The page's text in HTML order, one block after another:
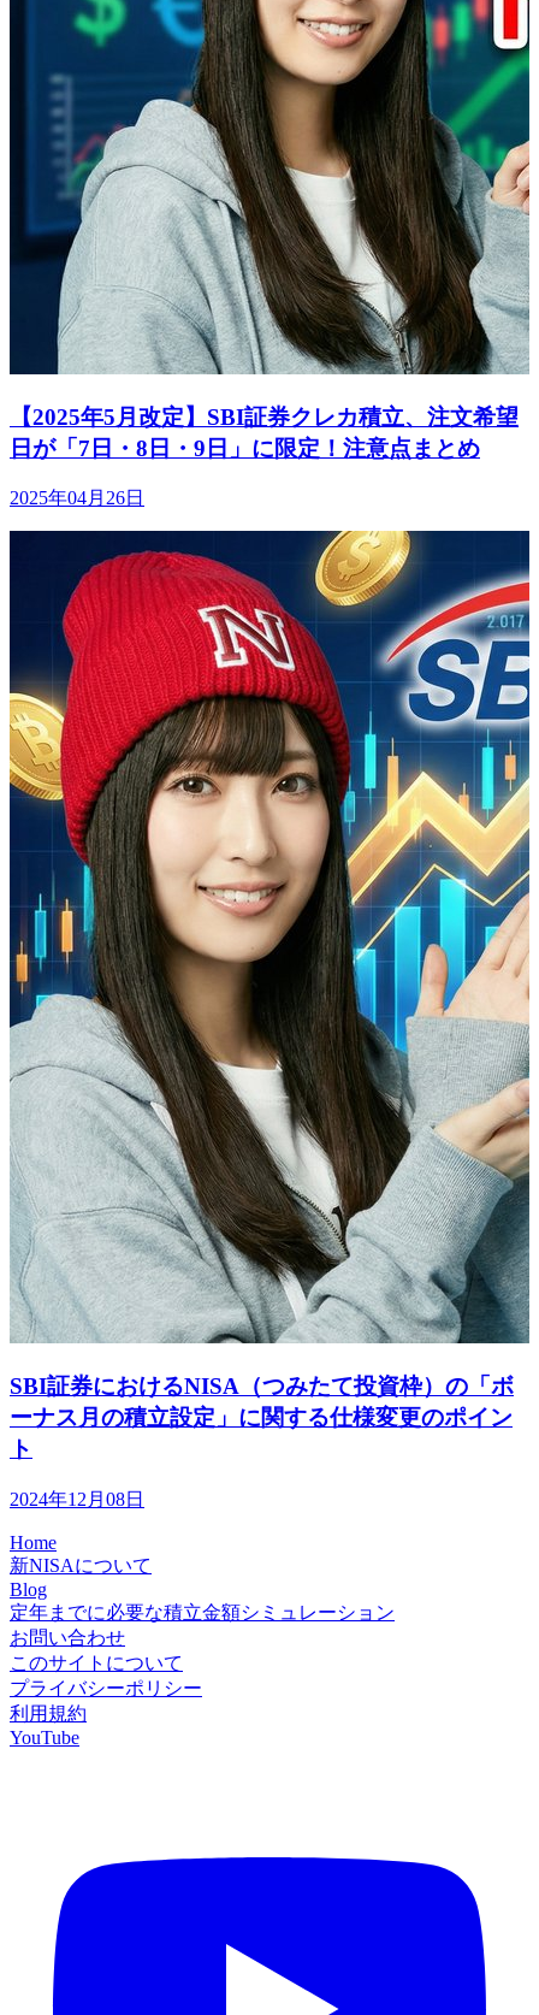
【2025年5月改定】SBI証券クレカ積立、注文希望
日が「7日・8日・9日」に限定！注意点まとめ
2025年04月26日
SBI証券におけるNISA（つみたて投資枠）の「ボ
ーナス月の積立設定」に関する仕様変更のポイン
ト
2024年12月08日
Home
新NISAについて
Blog
定年までに必要な積立金額シミュレーション
お問い合わせ
このサイトについて
プライバシーポリシー
利用規約
YouTube